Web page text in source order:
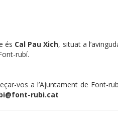
és Cal Pau Xich, situat a
rubí.
vos a l’Ajuntament de Font-
rubi.cat